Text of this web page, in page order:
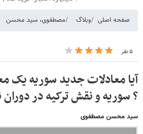
صفحه اصلی وبلاگ مصطفوی، سید محسن
۵ نفر
آیا معادلات جدید سوریه یک
؟ سوریه و نقش ترکیه در دوران
سید محسن مصطفوی